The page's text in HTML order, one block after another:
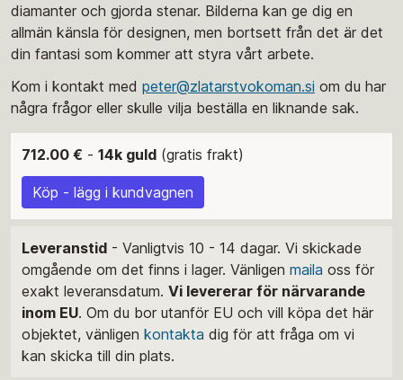
diamanter och gjorda stenar. Bilderna kan ge dig en
allmän känsla för designen, men bortsett från det är det
din fantasi som kommer att styra vårt arbete.
Kom i kontakt med peter@zlatarstvokoman.si om du har
några frågor eller skulle vilja beställa en liknande sak.
712.00 € - 14k guld (gratis frakt)
Köp - lägg i kundvagnen
Leveranstid - Vanligtvis 10 - 14 dagar. Vi skickade
omgående om det finns i lager. Vänligen maila oss för
exakt leveransdatum. Vi levererar för närvarande
inom EU. Om du bor utanför EU och vill köpa det här
objektet, vänligen kontakta dig för att fråga om vi
kan skicka till din plats.